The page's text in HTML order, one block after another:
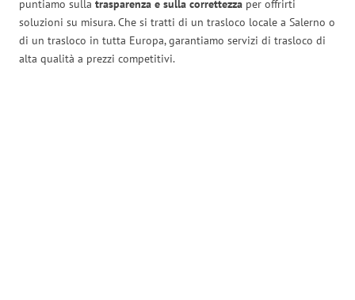
puntiamo sulla trasparenza e sulla correttezza per offrirti
soluzioni su misura. Che si tratti di un trasloco locale a Salerno o
di un trasloco in tutta Europa, garantiamo servizi di trasloco di
alta qualità a prezzi competitivi.